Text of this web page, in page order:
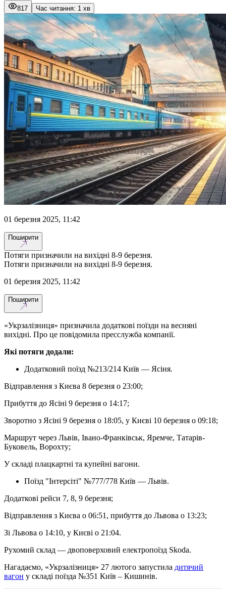
817 Час читання: 1 хв
01 березня 2025, 11:42
Поширити
Потяги призначили на вихідні 8-9 березня.
Потяги призначили на вихідні 8-9 березня.
01 березня 2025, 11:42
Поширити
«Укрзалізниця» призначила додаткові поїзди на весняні
вихідні. Про це повідомила пресслужба компанії.
Які потяги додали:
Додатковий поїзд №213/214 Київ — Ясіня.
Відправлення з Києва 8 березня о 23:00;
Прибуття до Ясіні 9 березня о 14:17;
Зворотно з Ясіні 9 березня о 18:05, у Києві 10 березня о 09:18;
Маршрут через Львів, Івано-Франківськ, Яремче, Татарів-
Буковель, Ворохту;
У складі плацкартні та купейні вагони.
Поїзд "Інтерсіті" №777/778 Київ — Львів.
Додаткові рейси 7, 8, 9 березня;
Відправлення з Києва о 06:51, прибуття до Львова о 13:23;
Зі Львова о 14:10, у Києві о 21:04.
Рухомий склад — двоповерховий електропоїзд Skoda.
Нагадаємо, «Укрзалізниця» 27 лютого запустила дитячий
вагон у складі поїзда №351 Київ – Кишинів.